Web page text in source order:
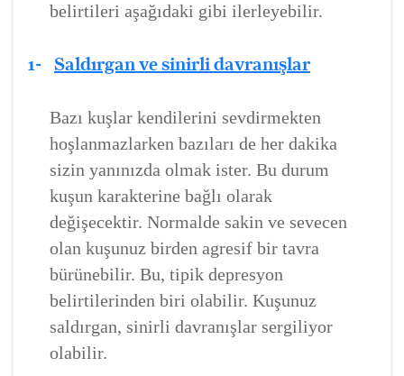
belirtileri aşağıdaki gibi ilerleyebilir.
1- Saldırgan ve sinirli davranışlar
Bazı kuşlar kendilerini sevdirmekten
hoşlanmazlarken bazıları de her dakika
sizin yanınızda olmak ister. Bu durum
kuşun karakterine bağlı olarak
değişecektir. Normalde sakin ve sevecen
olan kuşunuz birden agresif bir tavra
bürünebilir. Bu, tipik depresyon
belirtilerinden biri olabilir. Kuşunuz
saldırgan, sinirli davranışlar sergiliyor
olabilir.